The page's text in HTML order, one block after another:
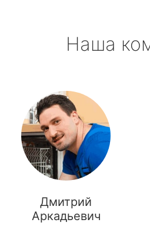
Наша
Дмитрий
Аркадьевич